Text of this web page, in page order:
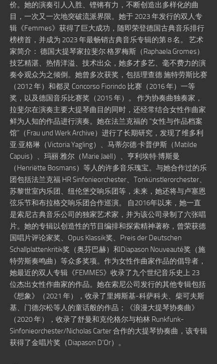
价。她的演奏引人入胜、铿锵有力，不断创造出多样化的曲
目，一次又一次地突破流派界限。她于 2023 年发行的双人专
辑《Femmes》获得了巨大成功，随即荣登德国古典音乐排行
榜榜首，并成为 2023 年最畅销古典音乐专辑的第 8 名。 艺术
家简介： 德国大提琴家拉斐尔·格罗梅斯（Raphaela Gromes）
技艺精湛、热情洋溢、技术出众，她多才多艺、毫不费力的演
奏令观众为之倾倒。她曾多次获奖，包括理查德·施特劳斯比赛
（2012 年）和都灵 Concorso Fiorindo 比赛（2016 年）一等
奖，以及德国音乐比赛奖（2015 年）。 作为协奏曲独奏家，
拉斐尔在演奏主要大提琴曲目的同时，还经常结合女性作曲家
鲜为人知的作品进行演奏。她在法兰克福的 “女性与作品档案
馆”（Frau und Werk Archive）进行了长期研究，发现了维多利
亚·亚格琳（Victoria Yagling）、马蒂尔德·卡普伊斯（Matilde
Capuis）、玛丽·雅尔（Marie Jaëll）、亨利埃特·博斯曼
（Henriëtte Bosmans）等人的许多音乐瑰宝。与她合作过的乐
团包括法兰克福 HR Sinfonieorchester、Tonkünstlerorchester、
苏黎世室内乐团、纽伦堡交响乐团等，未来，她还将与卢塞恩
弦乐节和布拉格交响乐团合作巡演。 自2016年以来，她一直
是索尼古典音乐公司的独家艺术家，并为该公司录制了六张唱
片。她的专辑以创造性的节目编排和探索精神著称，曾荣获德
国唱片评论家奖、Opus Klassik奖、Preis der Deutschen
Schallplattenkritik奖（奥芬巴赫）和Diapason Nouveauté奖（施
特劳斯奏鸣曲）等众多奖项。作为女性作曲家作品的倡导者，
她最近的双人专辑《FEMMES》收录了九个世纪音乐史上 23
位杰出女性作曲家的作品。她在索尼公司发行的其他专辑包括
《想象》（2021 年），收录了里姆斯基-科萨科夫、柴可夫斯
基、门德尔松等人的童话般的作品；《浪漫大提琴协奏曲》
（2020 年），收录了舒曼和克伦格尔与柏林 Runkfunk-
Sinfonieorchester/Nicholas Carter 合作的大提琴协奏曲，该专辑
获得了金唱片奖（Diapason D’Or）。